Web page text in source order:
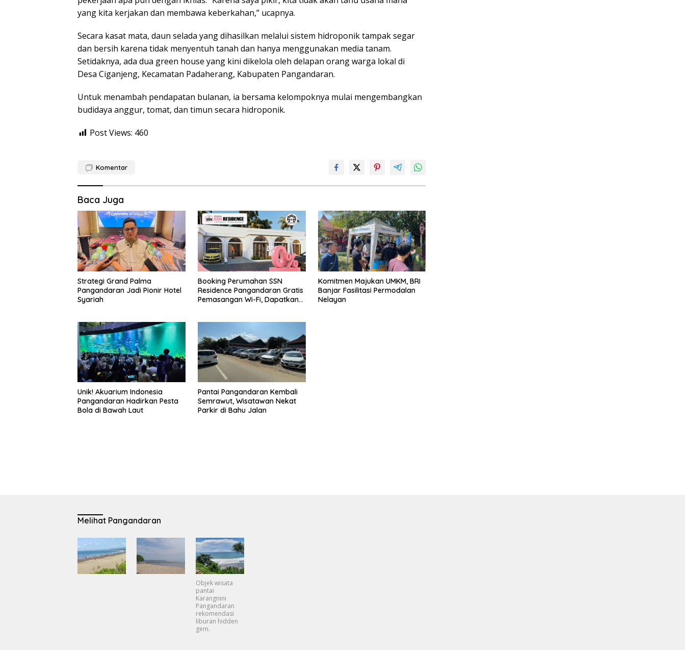
yang kita kerjakan dan membawa keberkahan,” ucapnya.
Secara kasat mata, daun selada yang dihasilkan melalui sistem hidroponik tampak segar
dan bersih karena tidak menyentuh tanah dan hanya menggunakan media tanam.
Setidaknya, ada dua green house yang kini dikelola oleh delapan orang warga lokal di
Desa Ciganjeng, Kecamatan Padaherang, Kabupaten Pangandaran.
Untuk menambah pendapatan bulanan, ia bersama kelompoknya mulai mengembangkan
budidaya anggur, tomat, dan timun secara hidroponik.
Post Views: 460
Komentar
Baca Juga
Strategi Grand Palma
Pangandaran Jadi Pionir Hotel
Syariah
Booking Perumahan SSN
Residence Pangandaran Gratis
Pemasangan Wi-Fi, Dapatkan
Komitmen Majukan UMKM, BRI
Banjar Fasilitasi Permodalan
Nelayan
Unik! Akuarium Indonesia
Pangandaran Hadirkan Pesta
Bola di Bawah Laut
Pantai Pangandaran Kembali
Semrawut, Wisatawan Nekat
Parkir di Bahu Jalan
Melihat Pangandaran
Objek wisata
pantai
Karangnini
Pangandaran
rekomendasi
liburan hidden
gem.